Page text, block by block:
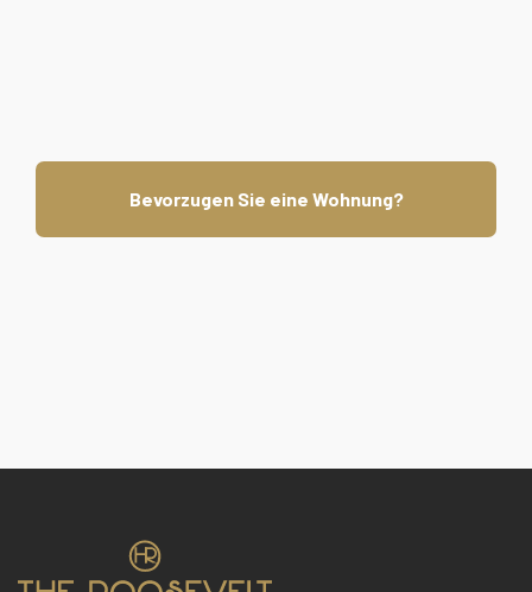
Bevorzugen Sie eine Wohnung?